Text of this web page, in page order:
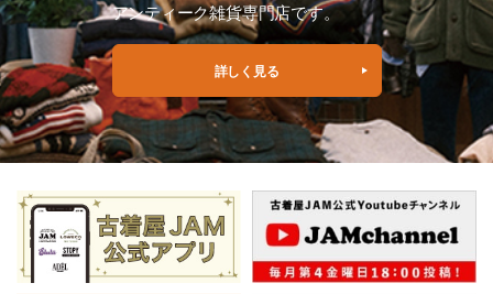
アンティーク雑貨専門店です。
詳しく見る